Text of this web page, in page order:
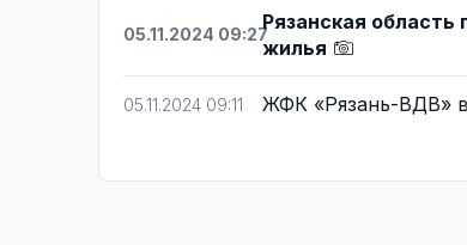
05.11.2024 09:27
Рязанская
жилья
05.11.2024 09:11 ЖФК «Рязань-ВДВ» в